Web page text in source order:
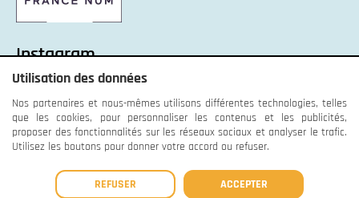
Instagram
© OrnaWeb - 2013 - 2026 - Mentions légales-
Données
Utilisation des données
Nos partenaires et nous-mêmes utilisons différentes technologies, telles
que les cookies, pour personnaliser les contenus et les publicités,
proposer des fonctionnalités sur les réseaux sociaux et analyser le trafic.
Utilisez les boutons pour donner votre accord ou refuser.
REFUSER ACCEPTER